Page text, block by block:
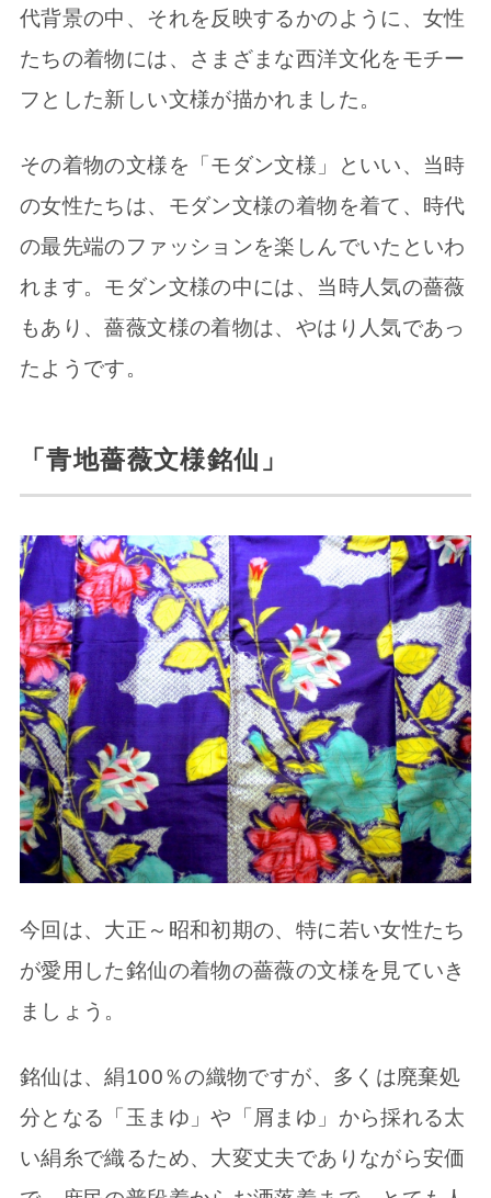
代背景の中、それを反映するかのように、女性
たちの着物には、さまざまな西洋文化をモチー
フとした新しい文様が描かれました。
その着物の文様を「モダン文様」といい、当時
の女性たちは、モダン文様の着物を着て、時代
の最先端のファッションを楽しんでいたといわ
れます。モダン文様の中には、当時人気の薔薇
もあり、薔薇文様の着物は、やはり人気であっ
たようです。
「青地薔薇文様銘仙」
今回は、大正～昭和初期の、特に若い女性たち
が愛用した銘仙の着物の薔薇の文様を見ていき
ましょう。
銘仙は、絹100％の織物ですが、多くは廃棄処
分となる「玉まゆ」や「屑まゆ」から採れる太
い絹糸で織るため、大変丈夫でありながら安価